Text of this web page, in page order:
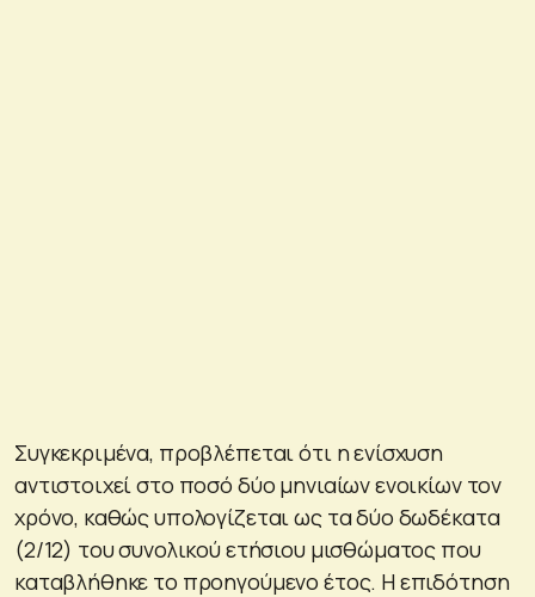
Συγκεκριμένα, προβλέπεται ότι η ενίσχυση
αντιστοιχεί στο ποσό δύο μηνιαίων ενοικίων τον
χρόνο, καθώς υπολογίζεται ως τα δύο δωδέκατα
(2/12) του συνολικού ετήσιου μισθώματος που
καταβλήθηκε το προηγούμενο έτος. Η επιδότηση